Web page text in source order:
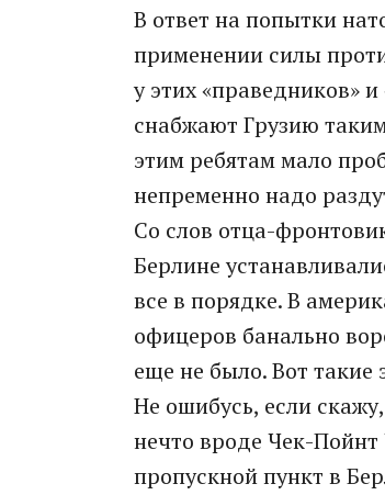
В ответ на попытки
применении силы
у этих «праведников»
снабжают Грузию
этим ребятам мало
непременно надо
Со слов отца-
Берлине
все в порядке. В
офицеров банально
еще не было. Вот такие
Не ошибусь, если
нечто вроде Чек-
пропускной пункт в